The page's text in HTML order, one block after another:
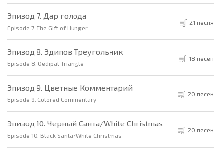
Эпизод 7. Дар голода
Episode 7. The Gift of Hunger
21 песня
Эпизод 8. Эдипов Треугольник
Episode 8. Oedipal Triangle
18 песен
Эпизод 9. Цветные Комментарий
Episode 9. Colored Commentary
20 песен
Эпизод 10. Черный Санта/White Christmas
Episode 10. Black Santa/White Christmas
20 песен